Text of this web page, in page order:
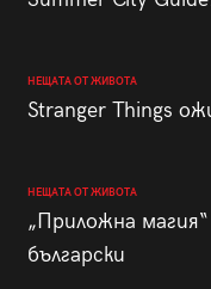
НЕЩАТА ОТ ЖИВОТА
Stranger Things
НЕЩАТА ОТ ЖИВОТА
„Приложна
български